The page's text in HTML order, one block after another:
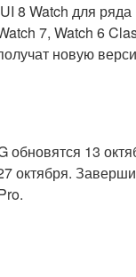
8 Watch для
7, Watch 6
новую
13
октября.